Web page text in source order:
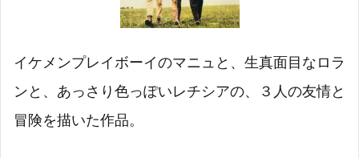
イケメンプレイボーイのマニュと、生真面目なロラ
ンと、あっさり色っぽいレチシアの、３人の友情と
冒険を描いた作品。